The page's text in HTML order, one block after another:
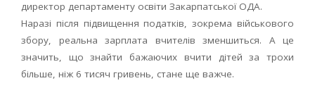
директор департаменту освіти Закарпатської ОДА.
Наразі після підвищення податків, зокрема військового
збору, реальна зарплата вчителів зменшиться. А це
значить, що знайти бажаючих вчити дітей за трохи
більше, ніж 6 тисяч гривень, стане ще важче.